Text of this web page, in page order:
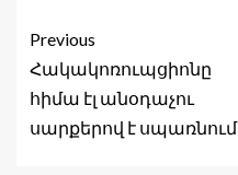
Previous
Հակակոռուպցիոնը
հիմա էլ անօդաչու
սարքերով է սպառնում